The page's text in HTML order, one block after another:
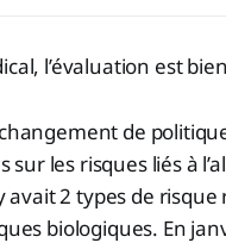
l’évaluation est
de
les risques liés à
avait 2 types de
biologiques. En